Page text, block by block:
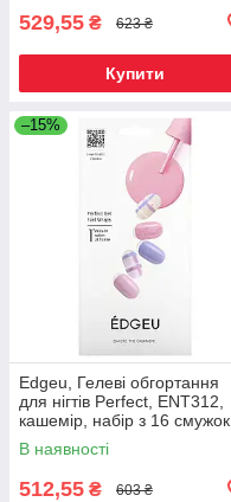
529,55 ₴ 623 ₴
Купити
–15%
Edgeu, Гелеві обгортання
для нігтів Perfect, ENT312,
кашемір, набір з 16 смужок,
Київ
В наявності
512,55 ₴ 603 ₴